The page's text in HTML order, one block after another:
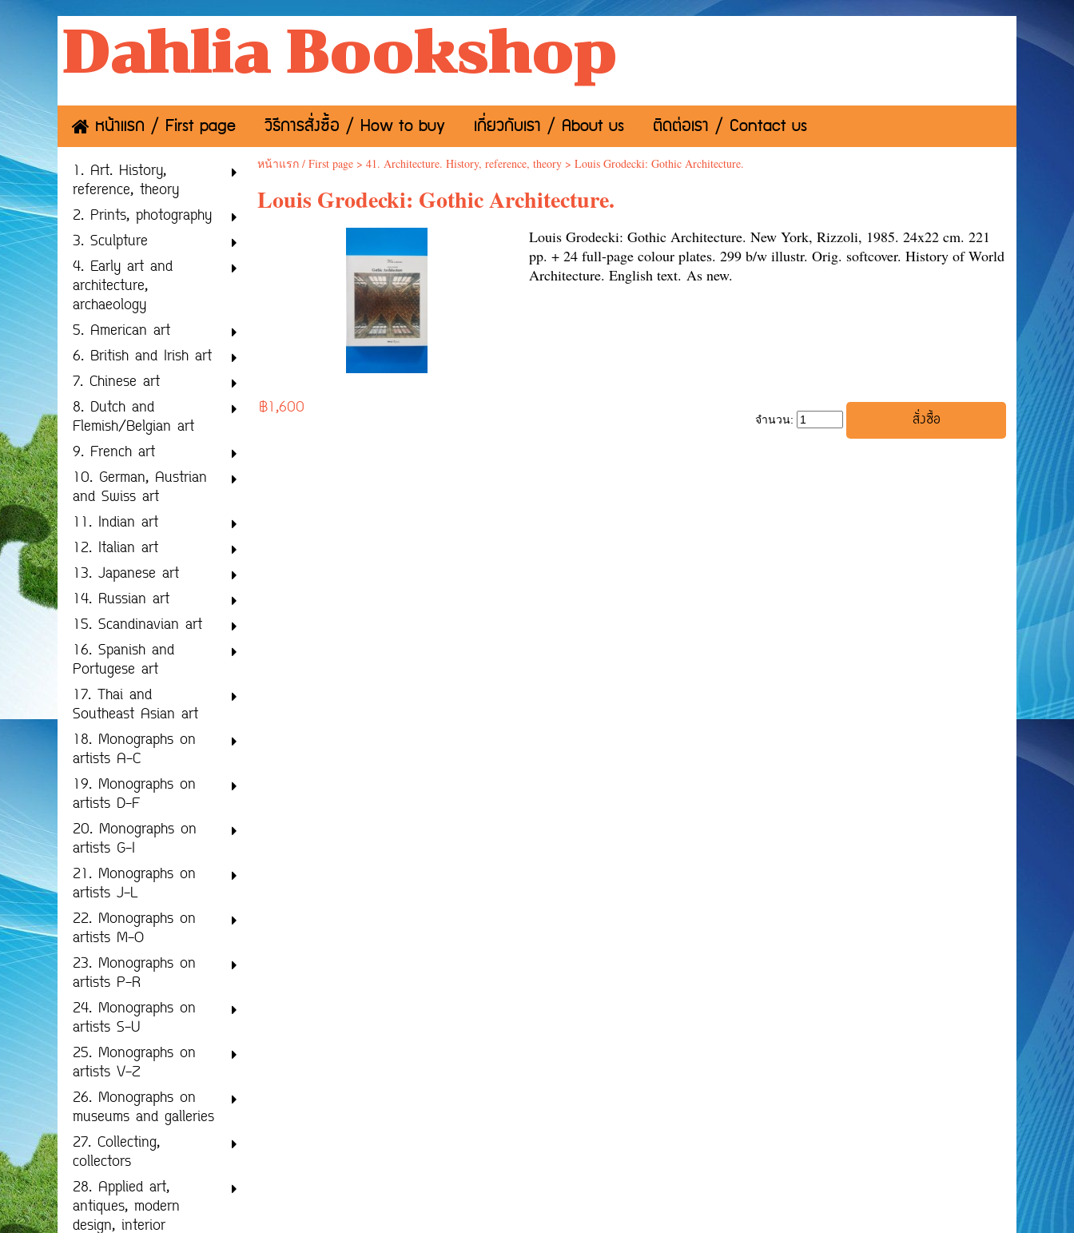
Dahlia Bookshop
หน้าแรก / First page วิธีการสั่งซื้อ / How to buy เกี่ยวกับเรา / About us ติดต่อเรา / Contact us
1. Art. History,
reference, theory
2. Prints, photography
3. Sculpture
4. Early art and
architecture,
archaeology
5. American art
6. British and Irish art
7. Chinese art
8. Dutch and
Flemish/Belgian art
9. French art
10. German, Austrian
and Swiss art
11. Indian art
12. Italian art
13. Japanese art
14. Russian art
15. Scandinavian art
16. Spanish and
Portugese art
17. Thai and
Southeast Asian art
18. Monographs on
artists A-C
19. Monographs on
artists D-F
20. Monographs on
artists G-I
21. Monographs on
artists J-L
22. Monographs on
artists M-O
23. Monographs on
artists P-R
24. Monographs on
artists S-U
25. Monographs on
artists V-Z
26. Monographs on
museums and galleries
27. Collecting,
collectors
28. Applied art,
antiques, modern
design, interior
หน้าแรก / First page> 41. Architecture. History, reference, theory> Louis Grodecki: Gothic Architecture.
Louis Grodecki: Gothic Architecture.
Louis Grodecki: Gothic Architecture. New York, Rizzoli, 1985. 24x22 cm. 221
pp. + 24 full-page colour plates. 299 b/w illustr. Orig. softcover. History of World
Architecture. English text. As new.
฿1,600
จำนวน: